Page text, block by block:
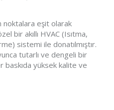
noktalara eşit olarak
bir akıllı HVAC (Isıtma,
sistemi ile donatılmıştır.
tutarlı ve dengeli bir
baskıda yüksek kalite ve